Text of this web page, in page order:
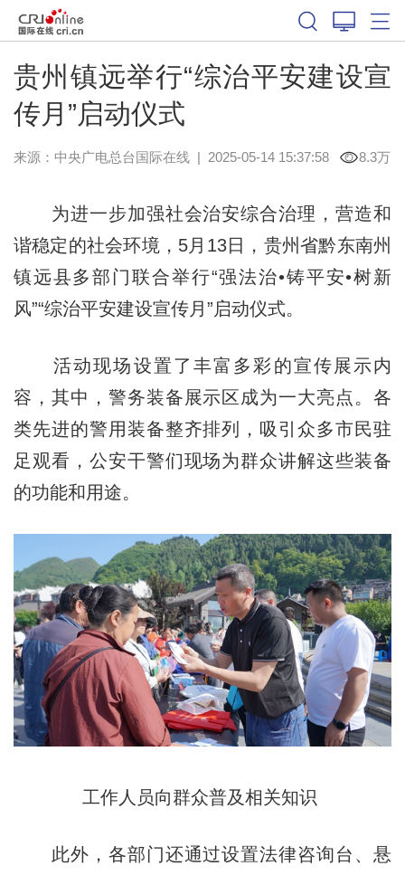
贵州镇远举行“综治平安建设宣
传月”启动仪式
来源：中央广电总台国际在线| 2025-05-14 15:37:58 8.3万
为进一步加强社会治安综合治理，营造和
谐稳定的社会环境，5月13日，贵州省黔东南州
镇远县多部门联合举行“强法治•铸平安•树新
风”“综治平安建设宣传月”启动仪式。
活动现场设置了丰富多彩的宣传展示内
容，其中，警务装备展示区成为一大亮点。各
类先进的警用装备整齐排列，吸引众多市民驻
足观看，公安干警们现场为群众讲解这些装备
的功能和用途。
工作人员向群众普及相关知识
此外，各部门还通过设置法律咨询台、悬